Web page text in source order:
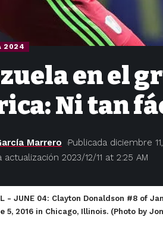
2024
en el
Ni tan
actualización 2023/12/11 at 2:25 AM
Marrero Publicada diciembre
IL - JUNE 04: Clayton Donaldson #8 of
5, 2016 in Chicago, Illinois. (Photo by